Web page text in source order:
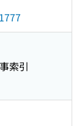
索引